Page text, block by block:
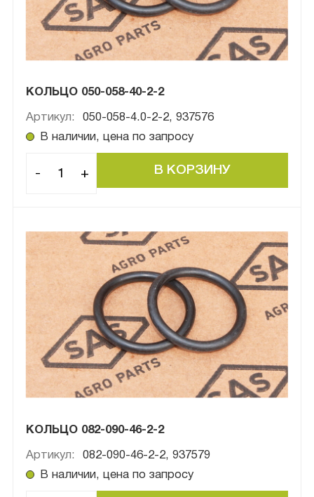
КОЛЬЦО 050-058-40-2-2
Артикул:
050-058-4.0-2-2, 937576
В наличии, цена по запросу
- +
КОЛЬЦО 082-090-46-2-2
Артикул:
082-090-46-2-2, 937579
В наличии, цена по запросу